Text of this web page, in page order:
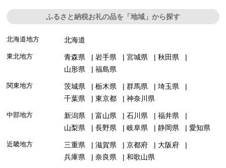
ふるさと納税お礼の品を「地域」から探す
北海道地方 北海道
東北地方 青森県 岩手県 宮城県
秋田県
山形県
福島県
関東地方 茨城県 栃木県 群馬県
埼玉県
千葉県
東京都 神奈川県
中部地方 新潟県 富山県 石川県
福井県
山梨県
長野県 岐阜県 静岡県 愛知県
近畿地方 三重県 滋賀県 京都府
大阪府
兵庫県
奈良県 和歌山県